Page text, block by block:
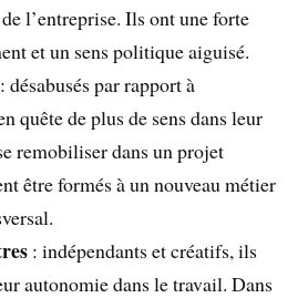
l’entreprise. Ils ont une forte
et un sens politique aiguisé.
: désabusés par rapport à
quête de plus de sens dans leur
remobiliser dans un projet
être formés à un nouveau métier
: indépendants et créatifs, ils
autonomie dans le travail. Dans